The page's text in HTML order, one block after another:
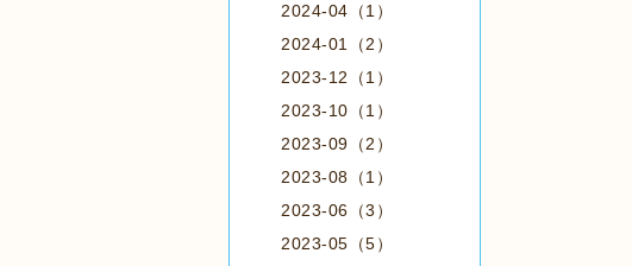
2024-04（1）
2024-01（2）
2023-12（1）
2023-10（1）
2023-09（2）
2023-08（1）
2023-06（3）
2023-05（5）